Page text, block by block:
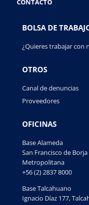
CONTACTO
BOLSA DE
¿Quieres trabajar con
OTROS
Canal de denuncias
Proveedores
OFICINAS
Base Alameda
San Francisco de
Metropolitana
+56 (2) 2837 8000
Base Talcahuano
Ignacio Díaz 177,